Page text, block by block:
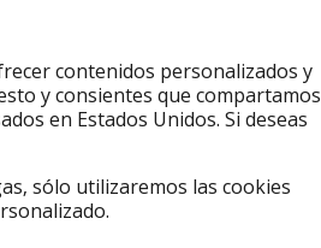
de playa en Comarruga que
y minibar. Cuenta con piscinas,
y ocio, a pocos kilómetros de El
más de 90 comentarios.
contenidos personalizados y
y consientes que compartamos
en Estados Unidos. Si deseas
sólo utilizaremos las cookies